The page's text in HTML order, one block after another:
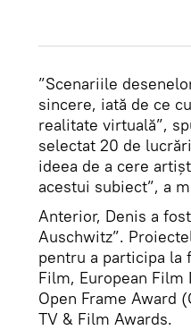
”Scenariile
sincere, iată de ce
realitate virtuală”,
selectat 20 de
ideea de a cere
acestui subiect”, a
Anterior, Denis a
Auschwitz”.
pentru a participa la
Film, European
Open Frame Award
TV & Film Awards.